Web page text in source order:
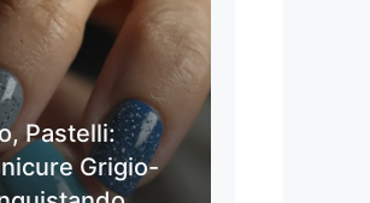
Pastelli:
Grigio-